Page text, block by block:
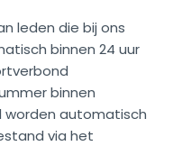
leden die bij ons
binnen 24 uur
binnen
worden automatisch
via het